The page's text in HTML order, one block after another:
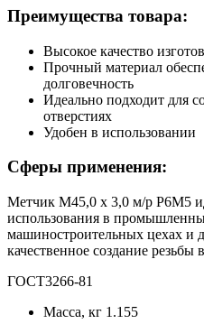
Преимущества товара:
Высокое качество
Прочный материал
долговечность
Идеально подходит для
отверстиях
Удобен в использовании
Сферы применения:
Метчик М45,0 х 3,0 м/р Р6М5
использования в
машиностроительных цехах и
качественное создание резьбы
ГОСТ3266-81
Масса, кг 1.155